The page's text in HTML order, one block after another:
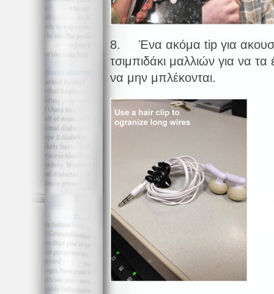
8. Ένα ακόμα tip για
τσιμπιδάκι μαλλιών για να
να μην μπλέκονται.